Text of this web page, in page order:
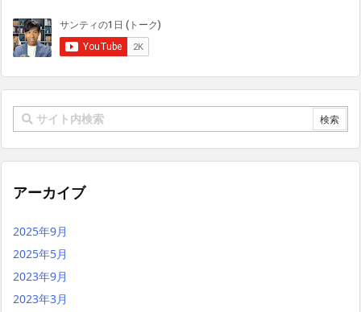
アーカイブ
2025年9月
2025年5月
2023年9月
2023年3月